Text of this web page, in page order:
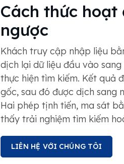
Cách thức hoạt
ngược
Khách truy cập nhập liệu
dịch lại dữ liệu đầu vào
thực hiện tìm kiếm. Kết quả
gốc, sau đó được dịch sang
Hai phép tịnh tiến, ma sát
thấy trải nghiệm tìm kiếm
LIÊN HỆ VỚI CHÚNG TÔI